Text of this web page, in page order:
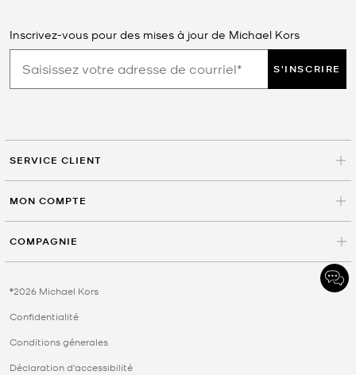
Inscrivez-vous pour des mises à jour de Michael Kors
S'INSCRIRE
SERVICE CLIENT
MON COMPTE
COMPAGNIE
©2026 Michael Kors
Confidentialité
Conditions génerales
Déclaration d'accessibilité